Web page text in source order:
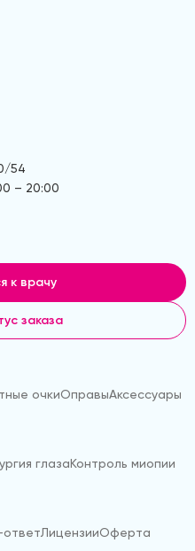
54
– 20:00
к врачу
заказа
очкиОправыАксессуары
глазаКонтроль миопии
ЛицензииОферта